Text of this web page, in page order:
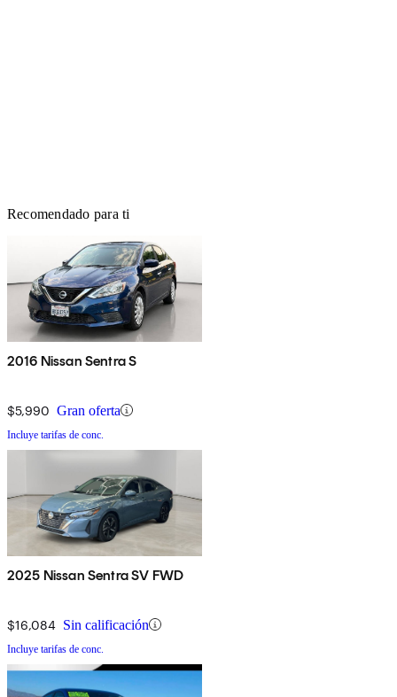
Recomendado para ti
2016 Nissan Sentra S
$5,990 Gran oferta
Incluye tarifas de conc.
2025 Nissan Sentra SV FWD
$16,084 Sin calificación
Incluye tarifas de conc.